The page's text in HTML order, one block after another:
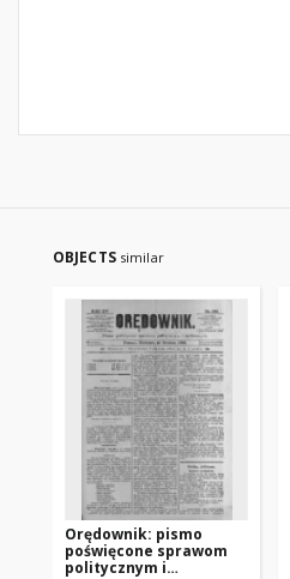
OBJECTS similar
Orędownik: pismo
poświęcone sprawom
politycznym i